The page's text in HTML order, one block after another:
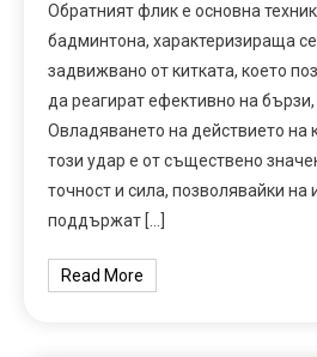
Обратният флик е основна
бадминтона, характеризираща
задвижвано от китката, което
да реагират ефективно на бързи,
Овладяването на действието на
този удар е от съществено
точност и сила, позволявайки на
поддържат […]
Read More